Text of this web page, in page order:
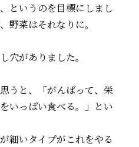
というのを目標にしまし
野菜はそれなりに。
穴がありました。
うと、「がんばって、栄
いっぱい食べる。」とい
細いタイプがこれをやる